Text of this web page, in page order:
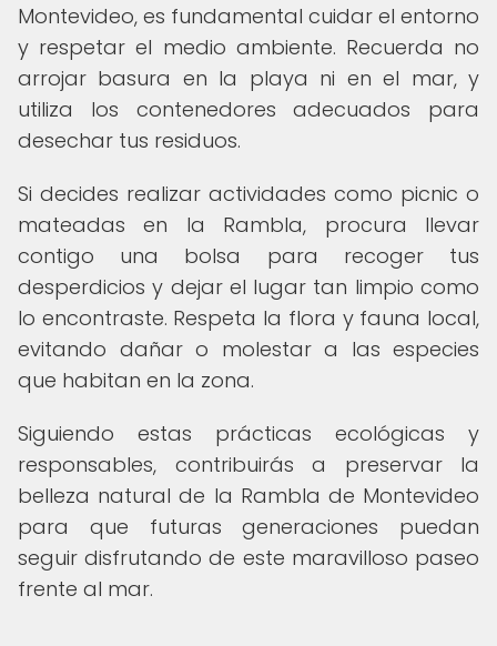
Montevideo, es fundamental cuidar el entorno
y respetar el medio ambiente. Recuerda no
arrojar basura en la playa ni en el mar, y
utiliza los contenedores adecuados para
desechar tus residuos.
Si decides realizar actividades como picnic o
mateadas en la Rambla, procura llevar
contigo una bolsa para recoger tus
desperdicios y dejar el lugar tan limpio como
lo encontraste. Respeta la flora y fauna local,
evitando dañar o molestar a las especies
que habitan en la zona.
Siguiendo estas prácticas ecológicas y
responsables, contribuirás a preservar la
belleza natural de la Rambla de Montevideo
para que futuras generaciones puedan
seguir disfrutando de este maravilloso paseo
frente al mar.